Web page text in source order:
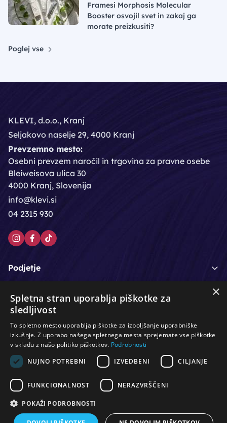
Framesi Morphosis Molecular
Booster osvojil svet in zakaj ga
morate preizkusiti?
Poglej vse
KLEVI, d.o.o., Kranj
Seljakovo naselje 29, 4000 Kranj
Prevzemno mesto:
Osebni prevzem naročil in trgovina za pravne osebe
Bleiweisova ulica 30
4000 Kranj, Slovenija
info@klevi.si
04 2315 930
Podjetje
Moj račun
Podpora strankam
Lasje & nega las / Roke & nohti / Orodje - kozmetično /
Oprema za salone / Čistoča & zaščita / Ostalo
×
Spletna stran uporablja piškotke za
sledljivost
To spletno mesto uporablja piškotke za izboljšanje uporabniške
izkušnje. Z uporabo našega spletnega mesta sprejemate vse piškotke
v skladu z našo politiko piškotkov. Podrobnosti
NUJNO POTREBNI
IZVEDBENI CILJANJE
FUNKCIONALNOST NERAZVRŠČENI
POKAŽI PODROBNOSTI